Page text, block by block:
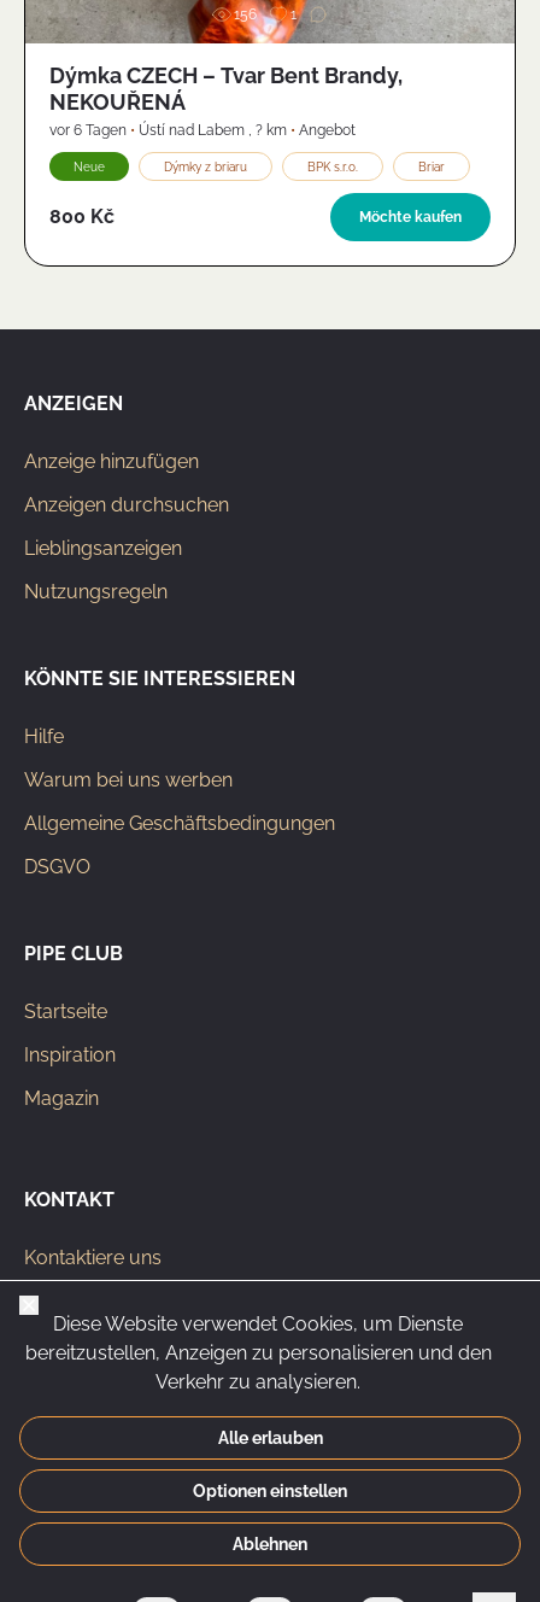
156 1
Dýmka CZECH – Tvar Bent Brandy,
NEKOUŘENÁ
vor 6 Tagen • Ústí nad Labem , ? km • Angebot
Neue Dýmky z briaru BPK s.r.o. Briar
800 Kč Möchte kaufen
ANZEIGEN
Anzeige hinzufügen
Anzeigen durchsuchen
Lieblingsanzeigen
Nutzungsregeln
KÖNNTE SIE INTERESSIEREN
Hilfe
Warum bei uns werben
Allgemeine Geschäftsbedingungen
DSGVO
PIPE CLUB
Startseite
Inspiration
Magazin
KONTAKT
Kontaktiere uns
info@pipeclub.eu
+420 603 449 602
CS SK EN PL DE
© 2026 Pipeclub.eu
Diese Website verwendet Cookies, um Dienste
bereitzustellen, Anzeigen zu personalisieren und den
Verkehr zu analysieren.
Alle erlauben
Optionen einstellen
Ablehnen